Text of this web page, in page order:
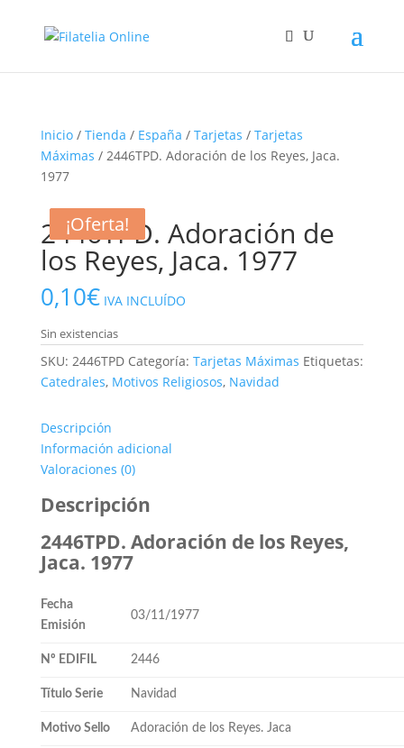
Inicio/ Tienda / España / Tarjetas / Tarjetas
Máximas / 2446TPD. Adoración de los Reyes, Jaca.
1977
2446TPD. Adoración de
los Reyes, Jaca. 1977
0,10€ IVA INCLUÍDO
Sin existencias
SKU: 2446TPD Categoría: Tarjetas Máximas Etiquetas:
Catedrales, Motivos Religiosos, Navidad
Descripción
Información adicional
Valoraciones (0)
Descripción
2446TPD. Adoración de los Reyes,
Jaca. 1977
Fecha
Emisión
03/11/1977
Nº EDIFIL 2446
Título Serie Navidad
Motivo Sello Adoración de los Reyes. Jaca
¡Oferta!
¡Oferta!
¡Oferta!